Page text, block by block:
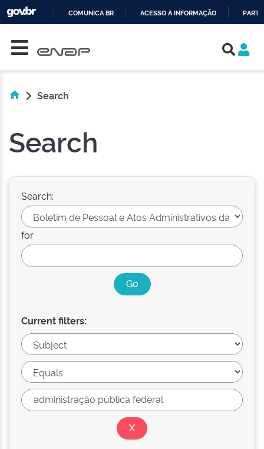
COMUNICA BR ACESSO À INFORMAÇÃO
Search
Search
Search:
for
Current filters: